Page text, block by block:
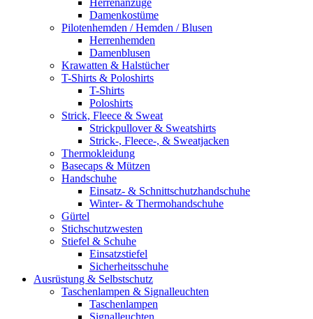
Herrenanzüge
Damenkostüme
Pilotenhemden / Hemden / Blusen
Herrenhemden
Damenblusen
Krawatten & Halstücher
T-Shirts & Poloshirts
T-Shirts
Poloshirts
Strick, Fleece & Sweat
Strickpullover & Sweatshirts
Strick-, Fleece-, & Sweatjacken
Thermokleidung
Basecaps & Mützen
Handschuhe
Einsatz- & Schnittschutzhandschuhe
Winter- & Thermohandschuhe
Gürtel
Stichschutzwesten
Stiefel & Schuhe
Einsatzstiefel
Sicherheitsschuhe
Ausrüstung & Selbstschutz
Taschenlampen & Signalleuchten
Taschenlampen
Signalleuchten